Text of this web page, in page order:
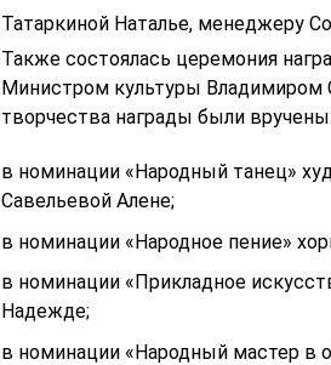
Татаркиной Наталье, менеджеру
Также состоялась церемония
Министром культуры Владимиром
творчества награды были вручены:
в номинации «Народный танец»
Савельевой Алене;
в номинации «Народное пение»
в номинации «Прикладное
Надежде;
в номинации «Народный мастер в